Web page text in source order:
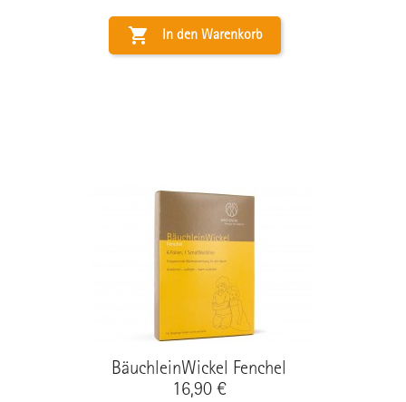
 In den Warenkorb
BäuchleinWickel Fenchel
Preis
16,90 €